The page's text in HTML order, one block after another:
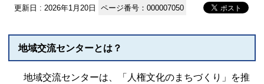
更新日 : 2026年1月20日 ページ番号：000007050
地域交流センターとは？
地域交流センターは、「人権文化のまちづくり」を推